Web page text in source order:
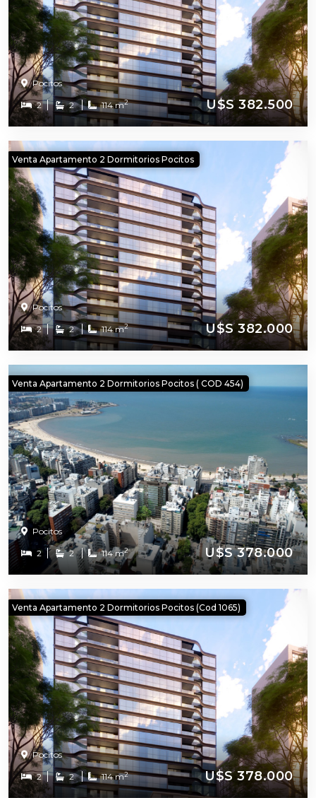
Pocitos
2 2 114 m2 U$S 382.500
Venta Apartamento 2 Dormitorios Pocitos
Pocitos
2 2 114 m2 U$S 382.000
Venta Apartamento 2 Dormitorios Pocitos ( COD 454)
Pocitos
2 2 114 m2 U$S 378.000
Venta Apartamento 2 Dormitorios Pocitos (cod 1065)
Pocitos
2 2 114 m2 U$S 378.000